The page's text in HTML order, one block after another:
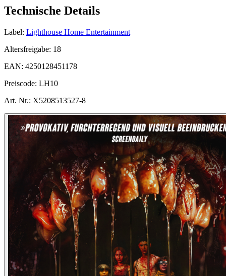
Technische Details
Label: Lighthouse Home Entertainment
Altersfreigabe: 18
EAN: 4250128451178
Preiscode: LH10
Art. Nr.: X5208513527-8